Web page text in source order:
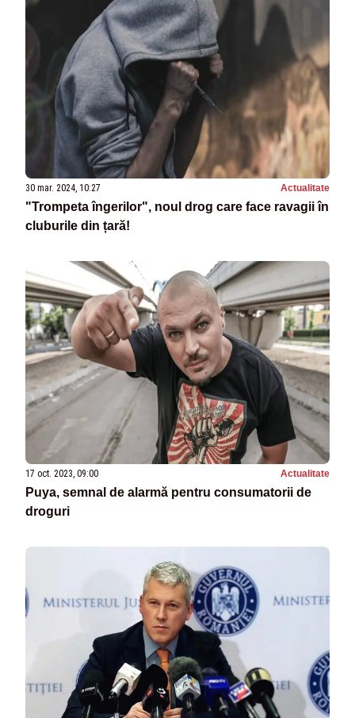
30 mar. 2024, 10:27 Actualitate
"Trompeta îngerilor", noul drog care face ravagii în
cluburile din țară!
17 oct. 2023, 09:00 Actualitate
Puya, semnal de alarmă pentru consumatorii de
droguri